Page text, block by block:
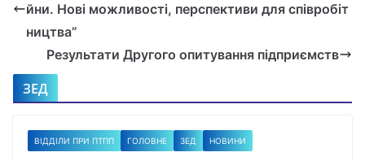
йни. Нові можливості, перспективи для співробіт
ництва”
Результати Другого опитування підприємств
ЗЕД
ВІДДІЛИ ПРИ ПТПП ГОЛОВНЕ ЗЕД НОВИНИ